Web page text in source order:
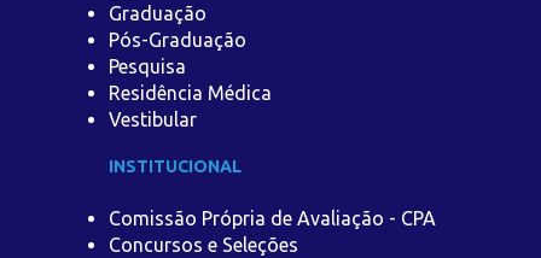
Graduação
Pós-Graduação
Pesquisa
Residência Médica
Vestibular
INSTITUCIONAL
Comissão Própria de Avaliação - CPA
Concursos e Seleções